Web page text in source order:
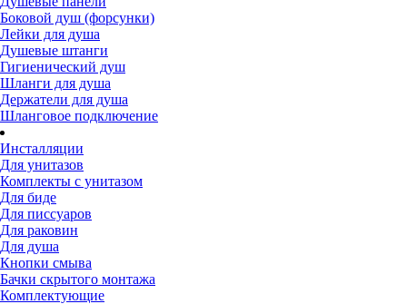
Боковой душ (форсунки)
Лейки для душа
Душевые штанги
Гигиенический душ
Шланги для душа
Держатели для душа
Шланговое подключение
Инсталляции
Для унитазов
Комплекты с унитазом
Для биде
Для писсуаров
Для раковин
Для душа
Кнопки смыва
Бачки скрытого монтажа
Комплектующие